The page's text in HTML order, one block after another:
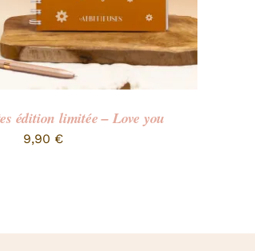
édition limitée – Love you
9,90 €